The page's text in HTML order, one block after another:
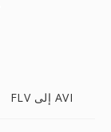
FLV إلى AVI